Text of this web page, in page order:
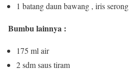
1 batang daun bawang , iris serong
Bumbu lainnya :
175 ml air
2 sdm saus tiram